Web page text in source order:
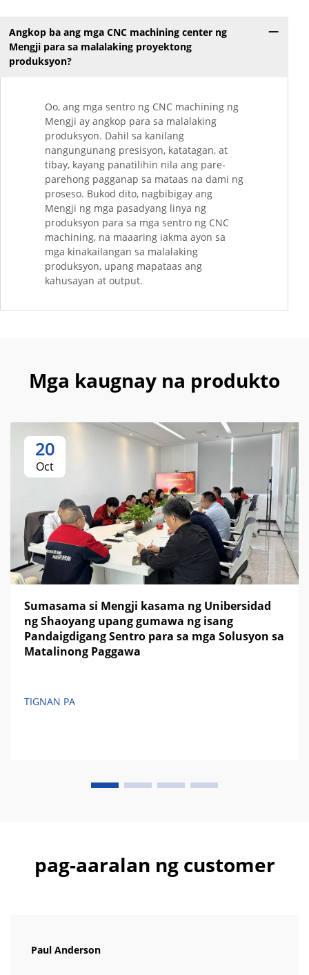
Angkop ba ang mga CNC machining center ng
Mengji para sa malalaking proyektong
produksyon?
Oo, ang mga sentro ng CNC machining ng
Mengji ay angkop para sa malalaking
produksyon. Dahil sa kanilang
nangungunang presisyon, katatagan, at
tibay, kayang panatilihin nila ang pare-
parehong pagganap sa mataas na dami ng
proseso. Bukod dito, nagbibigay ang
Mengji ng mga pasadyang linya ng
produksyon para sa mga sentro ng CNC
machining, na maaaring iakma ayon sa
mga kinakailangan sa malalaking
produksyon, upang mapataas ang
kahusayan at output.
Mga kaugnay na produkto
20
Oct
Sumasama si Mengji kasama ng Unibersidad
ng Shaoyang upang gumawa ng isang
Pandaigdigang Sentro para sa mga Solusyon sa
Matalinong Paggawa
TIGNAN PA
pag-aaralan ng customer
Paul Anderson